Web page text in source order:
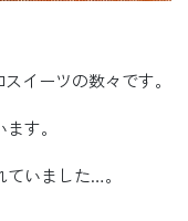
イーツの数々です。
す。
いました…。